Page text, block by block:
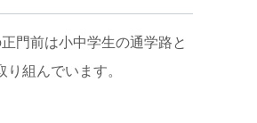
門前は小中学生の通学路と
組んでいます。